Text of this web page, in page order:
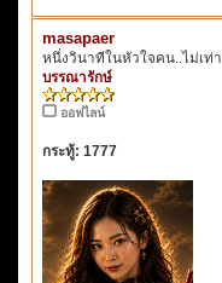
masapaer
หนึ่งวินาทีในหัวใจคน..ไม่เท่า
บรรณารักษ์
ออฟไลน์
กระทู้: 1777